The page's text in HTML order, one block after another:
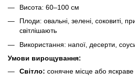
Висота: 60–100 см
Плоди: овальні, зелені, соковиті,
світлішають
Використання: напої, десерти,
Умови вирощування:
Світло: сонячне місце або яскраве